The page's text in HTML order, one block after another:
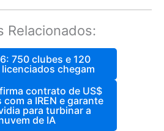
Relacionados:
750 clubes e 120
chegam
contrato de US$
a IREN e garante
para turbinar a
de IA